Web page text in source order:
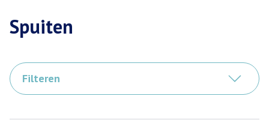
Spuiten
Filteren